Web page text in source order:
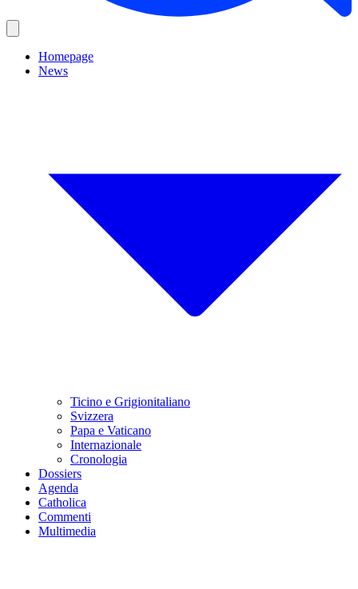
Homepage
News
Ticino e Grigionitaliano
Svizzera
Papa e Vaticano
Internazionale
Cronologia
Dossiers
Agenda
Catholica
Commenti
Multimedia